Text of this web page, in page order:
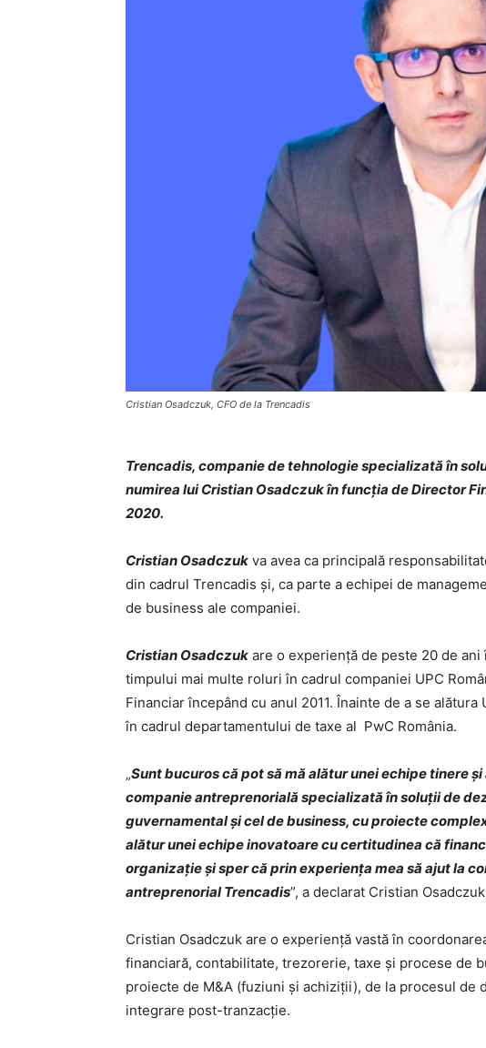
Cristian Osadczuk, CFO de la Trencadis
Trencadis, companie de tehnologie specializată în
numirea lui Cristian Osadczuk în funcția de Director
2020.
Cristian Osadczuk va avea ca principală
din cadrul Trencadis și, ca parte a echipei de
de business ale companiei.
Cristian Osadczuk are o experienţă de peste 20 de
timpului mai multe roluri în cadrul companiei UPC
Financiar începând cu anul 2011. Înainte de a se
în cadrul departamentului de taxe al PwC România.
„Sunt bucuros că pot să mă alătur unei echipe tinere
companie antreprenorială specializată în soluții de
guvernamental și cel de business, cu proiecte
alătur unei echipe inovatoare cu certitudinea că
organizație și sper că prin experiența mea să ajut la
antreprenorial Trencadis”, a declarat Cristian
Cristian Osadczuk are o experiență vastă în
financiară, contabilitate, trezorerie, taxe și procese de
proiecte de M&A (fuziuni și achiziții), de la procesul de
integrare post-tranzacție.